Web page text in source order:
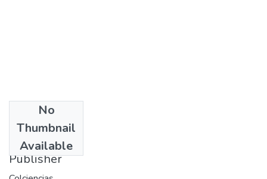
No
Thumbnail
Available
1996
Publisher